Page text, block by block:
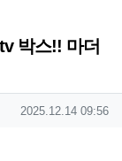
박스!! 마더
작성일
2025.12.14 09:56